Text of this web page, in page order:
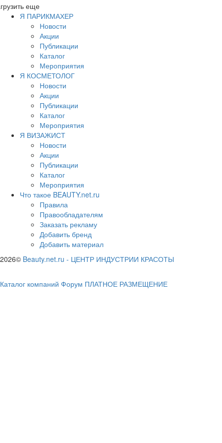
еще
Я ПАРИКМАХЕР
Новости
Акции
Публикации
Каталог
Мероприятия
Я КОСМЕТОЛОГ
Новости
Акции
Публикации
Каталог
Мероприятия
Я ВИЗАЖИСТ
Новости
Акции
Публикации
Каталог
Мероприятия
Что такое BEAUTY.net.ru
Правила
Правообладателям
Заказать рекламу
Добавить бренд
Добавить материал
2026© Beauty.net.ru - ЦЕНТР ИНДУСТРИИ КРАСОТЫ
Каталог компаний Форум ПЛАТНОЕ РАЗМЕЩЕНИЕ